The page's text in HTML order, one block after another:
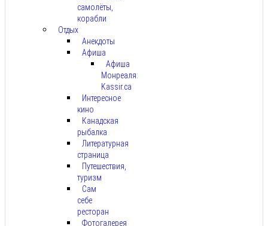
самолёты,
корабли
Отдых
Анекдоты
Афиша
Афиша
Монреаля:
Kassir.ca
Интересное
кино
Канадская
рыбалка
Литературная
страница
Путешествия,
туризм
Сам
себе
ресторан
Фотогалерея